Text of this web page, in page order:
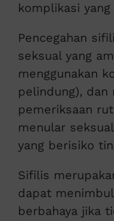
komplikasi
Pencegahan
seksual yang
menggunakan
pelindung), dan
pemeriksaan
menular
yang berisiko
Sifilis
dapat
berbahaya jika